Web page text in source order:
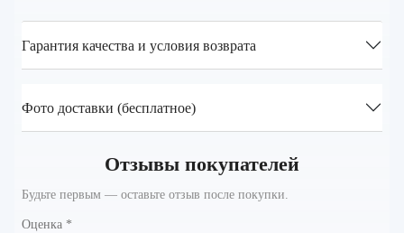
Гарантия качества и условия возврата
Фото доставки (бесплатное)
Отзывы покупателей
Будьте первым — оставьте отзыв после покупки.
Оценка *